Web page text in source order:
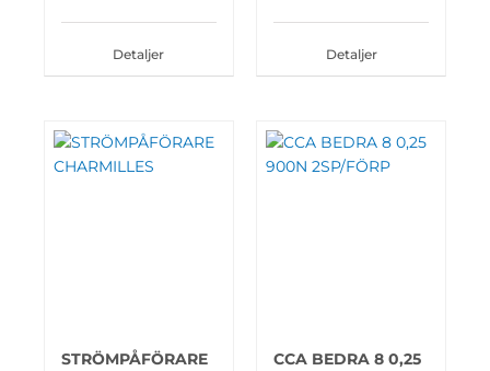
Detaljer Detaljer
STRÖMPÅFÖRARE
CCA BEDRA 8 0,25